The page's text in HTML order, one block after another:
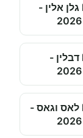
השכרת קרוואנים - El Monte גלן אלין -
השכרת קרוואנים - El Monte דבלין -
השכרת קרוואנים - El Monte לאס וגאס -